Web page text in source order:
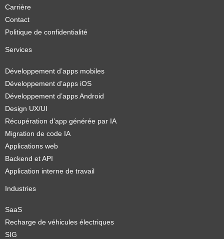
Carrière
Contact
Politique de confidentialité
Services
Développement d’apps mobiles
Développement d’apps iOS
Développement d’apps Android
Design UX/UI
Récupération d’app générée par IA
Migration de code IA
Applications web
Backend et API
Application interne de travail
Industries
SaaS
Recharge de véhicules électriques
SIG